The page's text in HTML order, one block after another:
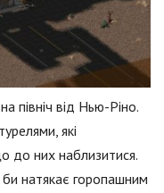
північ від Нью-Ріно.
які
до них наблизитися.
би натякає горопашним